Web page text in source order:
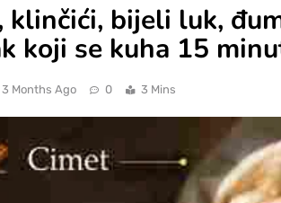
klinčići, bijeli luk,
koji se kuha 15
3 Months Ago 0 3 Mins